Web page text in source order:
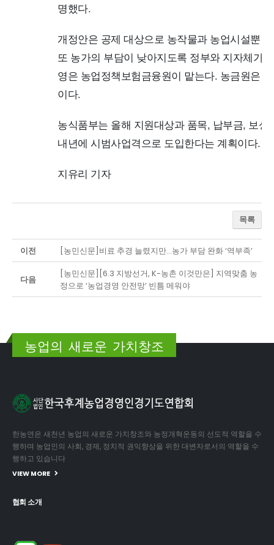
명했다.
개정안은 공제 대상으로 농작물과 농업시설뿐
또 농가의 부담이 낮아지도록 정부와 지자체가
영은 농업정책보험금융원이 맡는다. 농금원은
이다.
농식품부는 올해 지원대상과 품목, 납부금, 보
내년에 시범사업격으로 도입한다는 계획이다.
지유리 기자
목록
이전 [농민신문]비료 추경 늘렸지만…농가 부담 완화 ‘역부족’
다음
[농민신문][6.3 지방선거, K-농촌 이것만은] 지역맞춤 농
정으로 ‘농업경영 안전망’ 빈틈 메워야
농업의 새로운 가치창조
한농연은 새천년 농업의 새로운 가치창조와 농정개혁운동의 선도적 역할을 수
행하며 농업인의 사회, 경제, 정치적 권익향상을 위한 대변자로서의 역할을 수
행하고 있습니다
VIEW MORE
협회 소개